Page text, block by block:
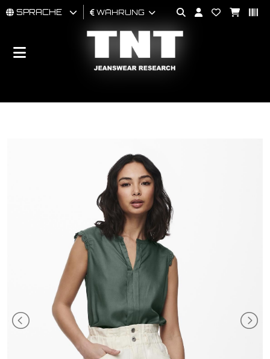
MÄNNER
BRAND
SPRACHE WÄHRUNG